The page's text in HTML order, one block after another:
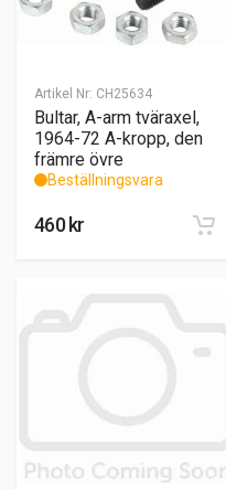
Artikel Nr: CH25634
Bultar, A-arm tväraxel,
1964-72 A-kropp, den
främre övre
Beställningsvara
460 kr